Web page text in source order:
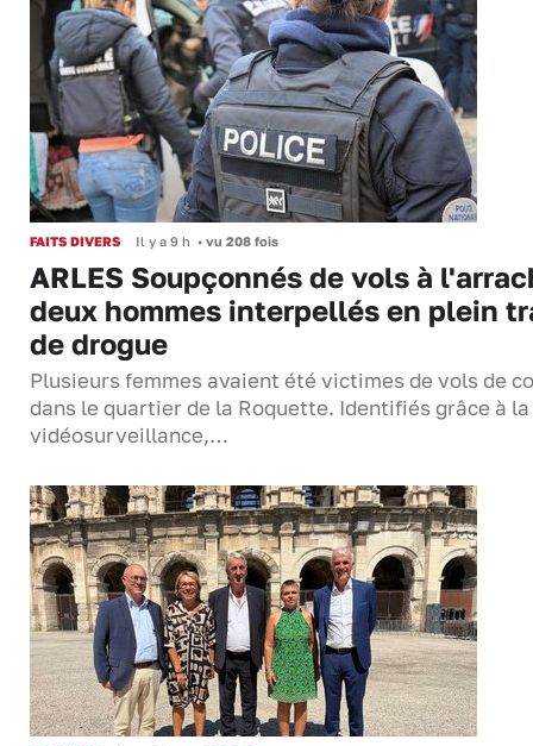
FAITS DIVERS Il y a 9 h • vu 208 fois
ARLES Soupçonnés de vols à
deux hommes interpellés en plein
de drogue
Plusieurs femmes avaient été victimes de vols de
dans le quartier de la Roquette. Identifiés grâce à la
vidéosurveillance,…